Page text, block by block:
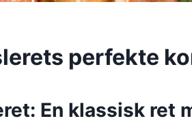
perfekte
En klassisk ret